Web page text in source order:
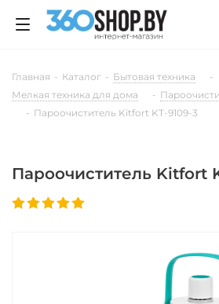
Главная - Каталог - Бытовая техника
-
Мелкая техника для дома
-
- Пароочиститель Kitfort KT-9109-3
Пароочиститель Kitfort